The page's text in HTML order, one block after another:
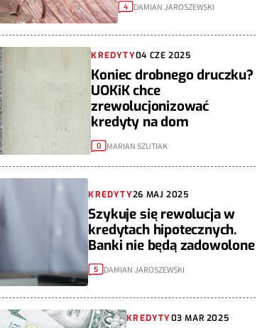
4 DAMIAN JAROSZEWSKI
KREDYTY04 CZE 2025
Koniec drobnego druczku?
UOKiK chce
zrewolucjonizować
kredyty na dom
0 MARIAN SZUTIAK
KREDYTY26 MAJ 2025
Szykuje się rewolucja w
kredytach hipotecznych.
Banki nie będą zadowolone
5 DAMIAN JAROSZEWSKI
KREDYTY03 MAR 2025